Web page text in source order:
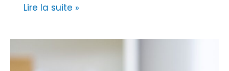
e
a
s
R
R
r
Lire la suite »